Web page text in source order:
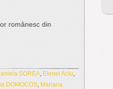
românesc din
SOREA, Elenei Aciu,
DOMOCOS, Mariana